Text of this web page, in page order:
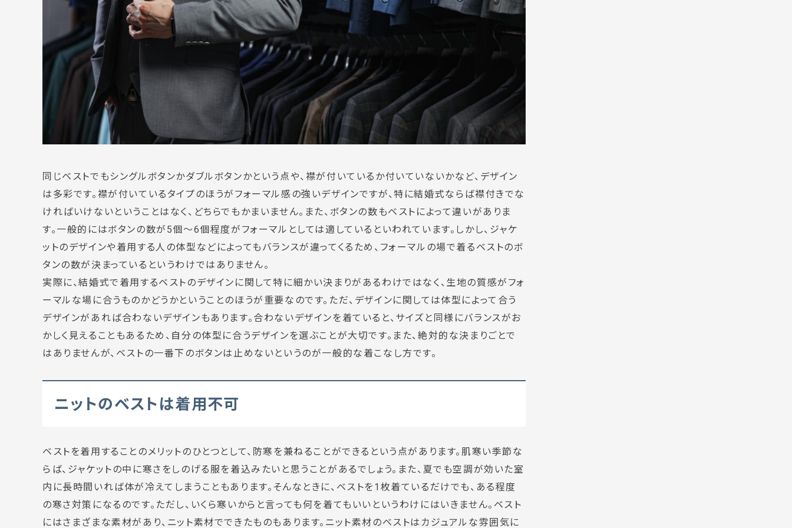
同じベストでもシングルボタンかダブルボタンかという点や、襟が付いているか付いていないかなど、デザイン
は多彩です。襟が付いているタイプのほうがフォーマル感の強いデザインですが、特に結婚式ならば襟付きでな
ければいけないということはなく、どちらでもかまいません。また、ボタンの数もベストによって違いがありま
す。一般的にはボタンの数が5個～6個程度がフォーマルとしては適しているといわれています。しかし、ジャケ
ットのデザインや着用する人の体型などによってもバランスが違ってくるため、フォーマルの場で着るベストのボ
タンの数が決まっているというわけではありません。
実際に、結婚式で着用するベストのデザインに関して特に細かい決まりがあるわけではなく、生地の質感がフォ
ーマルな場に合うものかどうかということのほうが重要なのです。ただ、デザインに関しては体型によって合う
デザインがあれば合わないデザインもあります。合わないデザインを着ていると、サイズと同様にバランスがお
かしく見えることもあるため、自分の体型に合うデザインを選ぶことが大切です。また、絶対的な決まりごとで
はありませんが、ベストの一番下のボタンは止めないというのが一般的な着こなし方です。
ニットのベストは着用不可
ベストを着用することのメリットのひとつとして、防寒を兼ねることができるという点があります。肌寒い季節な
らば、ジャケットの中に寒さをしのげる服を着込みたいと思うことがあるでしょう。また、夏でも空調が効いた室
内に長時間いれば体が冷えてしまうこともあります。そんなときに、ベストを1枚着ているだけでも、ある程度
の寒さ対策になるのです。ただし、いくら寒いからと言っても何を着てもいいというわけにはいきません。ベスト
にはさまざまな素材があり、ニット素材でできたものもあります。ニット素材のベストはカジュアルな雰囲気に